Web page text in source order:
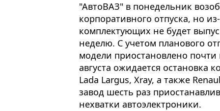
"АвтоВАЗ" в понедельник
корпоративного отпуска, но
комплектующих не будет
неделю. С учетом планового
модели приостановлено
августа ожидается остановка
Lada Largus, Xray, а также
завод шесть раз
нехватки автоэлектроники.